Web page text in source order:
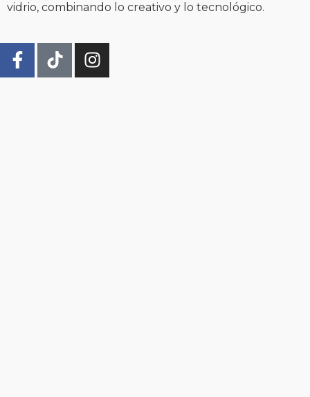
vidrio, combinando lo creativo y lo tecnológico.